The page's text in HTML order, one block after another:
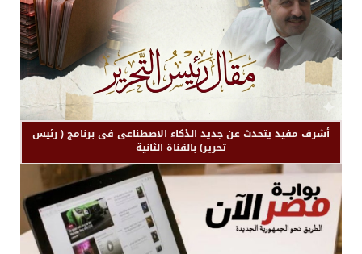
أشرف مفيد يتحدث عن جديد الذكاء الاصطناعى فى برنامج ( رئيس
تحرير) بالقناة الثانية